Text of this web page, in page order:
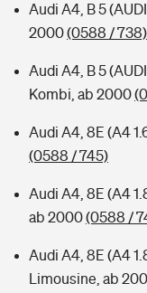
Audi A4, B 5
2000(0588 / 738)
Audi A4, B 5
Kombi, ab 2000
Audi A4, 8E (A4
(0588 / 745)
Audi A4, 8E (A4
ab 2000(0588 /
Audi A4, 8E (A4
Limousine, ab